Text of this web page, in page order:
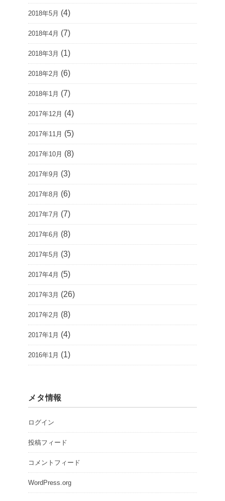
2018年5月 (4)
2018年4月 (7)
2018年3月 (1)
2018年2月 (6)
2018年1月 (7)
2017年12月 (4)
2017年11月 (5)
2017年10月 (8)
2017年9月 (3)
2017年8月 (6)
2017年7月 (7)
2017年6月 (8)
2017年5月 (3)
2017年4月 (5)
2017年3月 (26)
2017年2月 (8)
2017年1月 (4)
2016年1月 (1)
メタ情報
ログイン
投稿フィード
コメントフィード
WordPress.org